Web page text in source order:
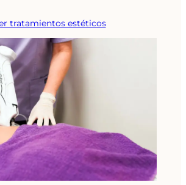
tratamientos estéticos